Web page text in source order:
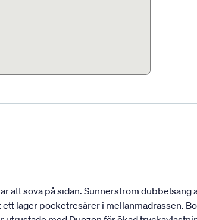
sova på sidan. Sunnerström
lager pocketresårer i mellanmadrassen.